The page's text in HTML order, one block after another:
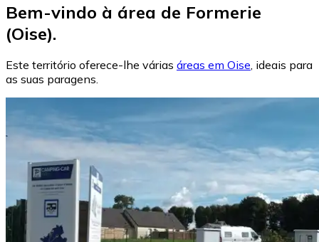
Bem-vindo à área de Formerie
(Oise).
Este território oferece-lhe várias áreas em Oise, ideais para
as suas paragens.